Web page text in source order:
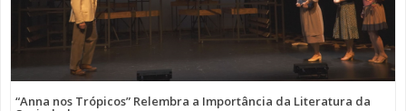
“Anna nos Trópicos” Relembra a Importância da Literatura da